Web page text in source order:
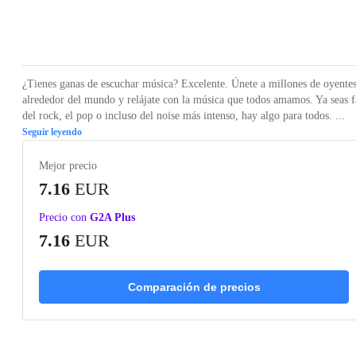
¿Tienes ganas de escuchar música? Excelente. Únete a millones de oyentes
alrededor del mundo y relájate con la música que todos amamos. Ya seas
del rock, el pop o incluso del noise más intenso, hay algo para todos. ...
Seguir leyendo
Mejor precio
7.16 EUR
Precio con G2A Plus
7.16 EUR
Comparación de precios